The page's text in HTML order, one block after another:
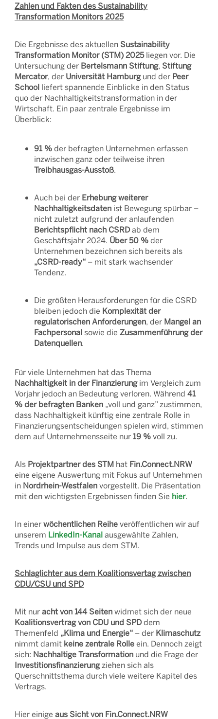
Zahlen und Fakten des Sustainability
Transformation Monitors 2025
Die Ergebnisse des aktuellen Sustainability
Transformation Monitor (STM) 2025liegen vor. Die
Untersuchung der Bertelsmann Stiftung, Stiftung
Mercator, der Universität Hamburgund der Peer
School liefert spannende Einblicke in den Status
quo der Nachhaltigkeitstransformation in der
Wirtschaft. Ein paar zentrale Ergebnisse im
Überblick:
91 %der befragten Unternehmen erfassen
inzwischen ganz oder teilweise ihren
Treibhausgas-Ausstoß.
Auch bei der Erhebung weiterer
Nachhaltigkeitsdaten ist Bewegung spürbar –
nicht zuletzt aufgrund der anlaufenden
Berichtspflicht nach CSRDab dem
Geschäftsjahr 2024. Über 50 %der
Unternehmen bezeichnen sich bereits als
„CSRD-ready“ – mit stark wachsender
Tendenz.
Die größten Herausforderungen für die CSRD
bleiben jedoch die Komplexität der
regulatorischen Anforderungen, der Mangel an
Fachpersonalsowie die Zusammenführung der
Datenquellen.
Für viele Unternehmen hat das Thema
Nachhaltigkeit in der Finanzierungim Vergleich zum
Vorjahr jedoch an Bedeutung verloren. Während 41
% der befragten Banken „voll und ganz” zustimmen,
dass Nachhaltigkeit künftig eine zentrale Rolle in
Finanzierungsentscheidungen spielen wird, stimmen
dem auf Unternehmensseite nur 19 %voll zu.
Als Projektpartner des STM hat Fin.Connect.NRW
eine eigene Auswertung mit Fokus auf Unternehmen
in Nordrhein-Westfalenvorgestellt. Die Präsentation
mit den wichtigsten Ergebnissen finden Sie hier.
In einerwöchentlichen Reiheveröffentlichen wir auf
unserem LinkedIn-Kanalausgewählte Zahlen,
Trends und Impulse aus dem STM.
Schlaglichter aus dem Koalitionsvertag zwischen
CDU/CSU und SPD
Mit nuracht von 144 Seitenwidmet sich der neue
Koalitionsvertrag von CDU und SPDdem
Themenfeld „Klima und Energie“ – der Klimaschutz
nimmt damit keine zentrale Rolleein. Dennoch zeigt
sich: Nachhaltige Transformation und die Frage der
Investitionsfinanzierungziehen sich als
Querschnittsthema durch viele weitere Kapitel des
Vertrags.
Hier einige aus Sicht von Fin.Connect.NRW